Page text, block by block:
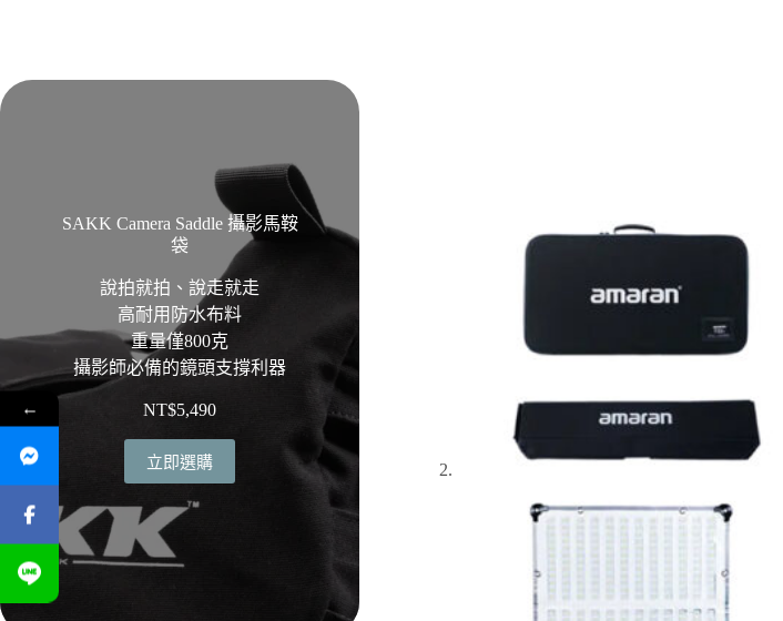
SAKK Camera Saddle 攝影馬鞍
袋
說拍就拍、說走就走
高耐用防水布料
重量僅800克
攝影師必備的鏡頭支撐利器
NT$5,490
立即選購
←